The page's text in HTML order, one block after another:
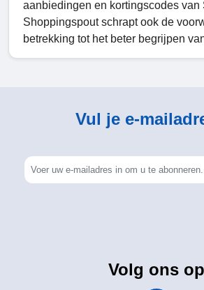
aanbiedingen en kortingscodes van
Shoppingspout schrapt ook de
betrekking tot het beter begrijpen
Vul je e-
Volg ons op